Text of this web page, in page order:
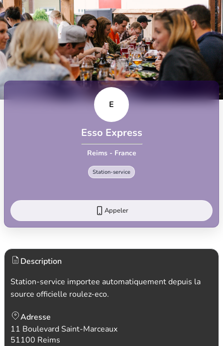
E
Esso Express
Reims - France
Station-service
Appeler
Description
Station-service importee automatiquement depuis la
source officielle roulez-eco.
Adresse
11 Boulevard Saint-Marceaux
51100 Reims